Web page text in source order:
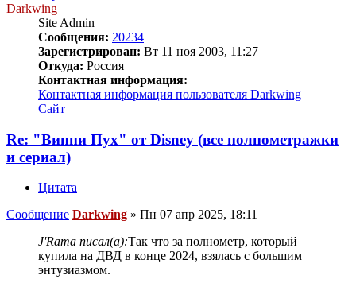
Darkwing
Site Admin
Сообщения: 20234
Зарегистрирован: Вт 11 ноя 2003, 11:27
Откуда: Россия
Контактная информация:
Контактная информация пользователя Darkwing
Сайт
Re: "Винни Пух" от Disney (все полнометражки
и сериал)
Цитата
Сообщение Darkwing » Пн 07 апр 2025, 18:11
J'Rama писал(а):Так что за полнометр, который
купила на ДВД в конце 2024, взялась с большим
энтузиазмом.